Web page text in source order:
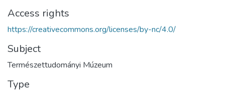
Access rights
https://creativecommons.org/licenses/by-nc/4.0/
Subject
Természettudományi Múzeum
Type